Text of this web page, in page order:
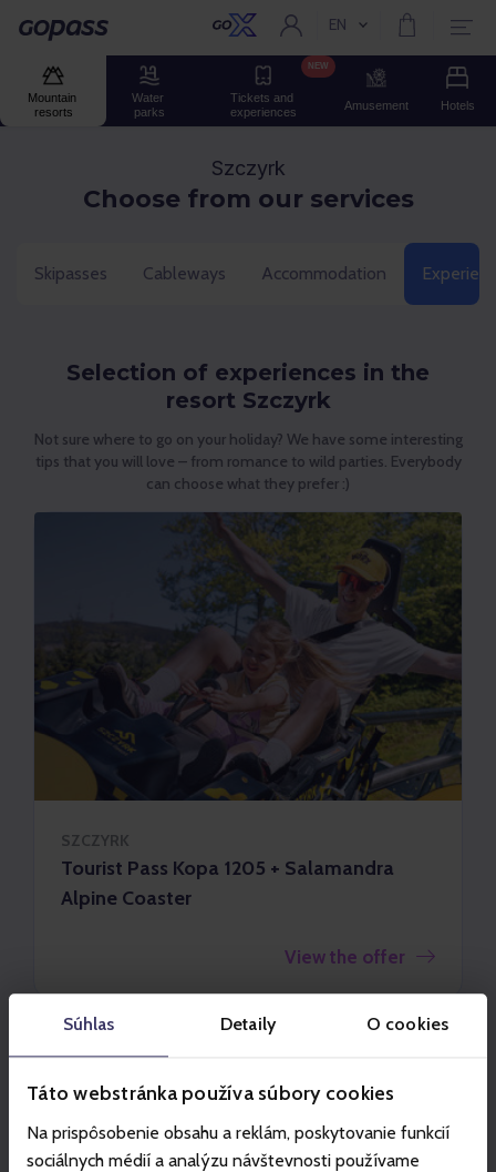
Súhlas Detaily O cookies
Táto webstránka používa súbory cookies
Na prispôsobenie obsahu a reklám, poskytovanie funkcií
sociálnych médií a analýzu návštevnosti používame
Gopass Current language:
EN
Mountain
resorts
Water
parks
Tickets and
experiences
NEW
Amusement Hotels
Szczyrk
Choose from our services
Skipasses Cableways Accommodation
Selection of experiences in the
resort Szczyrk
Not sure where to go on your holiday? We have some interesting
tips that you will love – from romance to wild parties. Everybody
can choose what they prefer :)
SZCZYRK
Tourist Pass Kopa 1205 + Salamandra
Alpine Coaster
View the offer